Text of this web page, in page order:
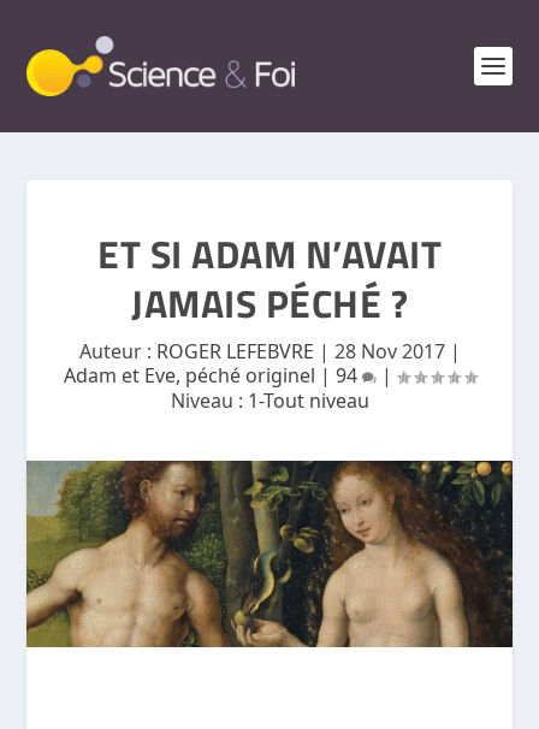
ET SI ADAM N’AVAIT
JAMAIS PÉCHÉ ?
Auteur : ROGER LEFEBVRE | 28 Nov 2017|
Adam et Eve, péché originel | 94
|
Niveau : 1-Tout niveau